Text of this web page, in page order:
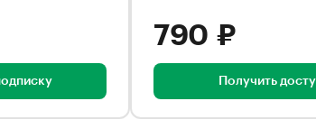
790 ₽
Получить